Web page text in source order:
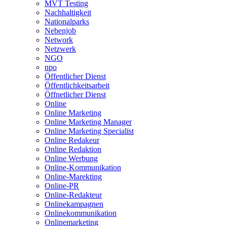
MVT Testing
Nachhaltigkeit
Nationalparks
Nebenjob
Network
Netzwerk
NGO
npo
Öffentlicher Dienst
Öffentlichkeitsarbeit
Öffnetlicher Dienst
Online
Online Marketing
Online Marketing Manager
Online Marketing Specialist
Online Redakeur
Online Redaktion
Online Werbung
Online-Kommunikation
Online-Marekting
Online-PR
Online-Redakteur
Onlinekampagnen
Onlinekommunikation
Onlinemarketing